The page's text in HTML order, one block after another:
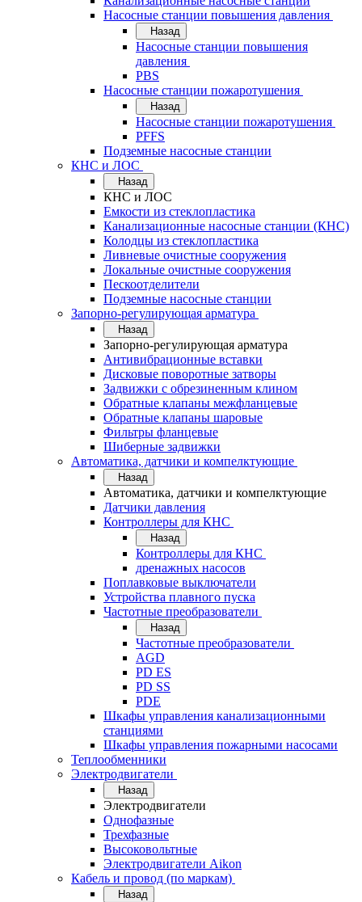
Насосные станции повышения давления
Назад
Насосные станции повышения
давления
PBS
Насосные станции пожаротушения
Назад
Насосные станции пожаротушения
PFFS
Подземные насосные станции
КНС и ЛОС
Назад
КНС и ЛОС
Емкости из стеклопластика
Канализационные насосные станции (КНС)
Колодцы из стеклопластика
Ливневые очистные сооружения
Локальные очистные сооружения
Пескоотделители
Подземные насосные станции
Запорно-регулирующая арматура
Назад
Запорно-регулирующая арматура
Антивибрационные вставки
Дисковые поворотные затворы
Задвижки с обрезиненным клином
Обратные клапаны межфланцевые
Обратные клапаны шаровые
Фильтры фланцевые
Шиберные задвижки
Автоматика, датчики и компелктующие
Назад
Автоматика, датчики и компелктующие
Датчики давления
Контроллеры для КНС
Назад
Контроллеры для КНС
дренажных насосов
Поплавковые выключатели
Устройства плавного пуска
Частотные преобразователи
Назад
Частотные преобразователи
AGD
PD ES
PD SS
PDE
Шкафы управления канализационными
станциями
Шкафы управления пожарными насосами
Теплообменники
Электродвигатели
Назад
Электродвигатели
Однофазные
Трехфазные
Высоковольтные
Электродвигатели Aikon
Кабель и провод (по маркам)
Назад